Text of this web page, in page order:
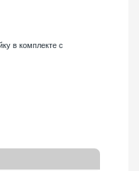
в комплекте с